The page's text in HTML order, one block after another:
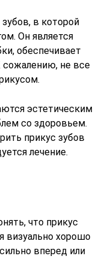
в которой
Он является
обеспечивает
не все
эстетическим
со здоровьем.
прикус зубов
лечение.
что прикус
визуально хорошо
вперед или